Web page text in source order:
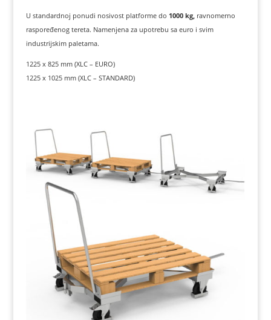
U standardnoj ponudi nosivost platforme do 1000 kg, ravnomerno
raspoređenog tereta. Namenjena za upotrebu sa euro i svim
industrijskim paletama.
1225 x 825 mm (XLC – EURO)
1225 x 1025 mm (XLC – STANDARD)